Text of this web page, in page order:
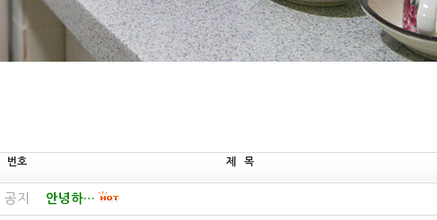
번호 제 목
공지 안녕하…